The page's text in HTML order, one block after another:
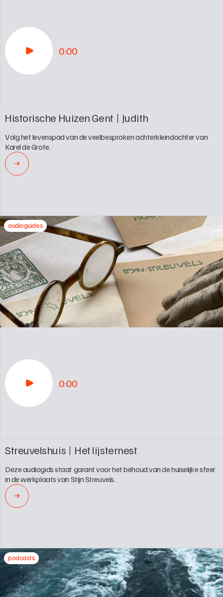
0:00
Historische Huizen Gent Judith
Volg het levenspad van de veelbesproken achterkleindochter van
Karel de Grote.
→
0:00
audioguides
Streuvelshuis Het lijsternest
Deze audiogids staat garant voor het behoud van de huiselijke sfeer
in de werkplaats van Stijn Streuvels.
→
podcasts